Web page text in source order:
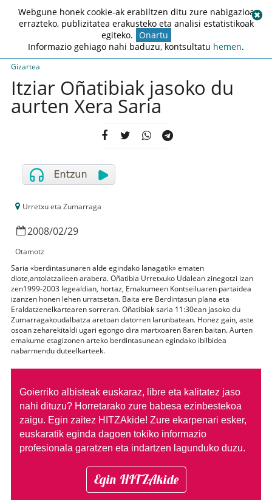
Gizartea
Itziar Oñatibiak jasoko du
aurten Xera Saria
Urretxu eta Zumarraga
2008/02/29
Otamotz
Saria «berdintasunaren alde egindako lanagatik» ematen
diote,antolatzaileen arabera. Oñatibia Urretxuko Udalean zinegotzi izan
zen1999-2003 legealdian, hortaz, Emakumeen Kontseiluaren partaidea
izanzen honen lehen urratsetan. Baita ere Berdintasun plana eta
Eraldatzenelkartearen sorreran. Oñatibiak saria 11:30ean jasoko du
Zumarragakoudalbatza aretoan datorren larunbatean. Honez gain, aste
osoan zeharekitaldi ugari egongo dira martxoaren 8aren baitan. Aurten
emakume etagizonen arteko berdintasunean egindako ibilbidea
nabarmendu duteelkarteek.
Goierriko albisteak euskaraz, libre eta kalitatez jaso
nahi dituzu? Horretarako zure babesa ezinbestekoa
zaigu. Egin zaitez HITZAkide! Zure ekarpenari esker,
euskaratik eginda dagoen tokiko informazio
profesionala garatzen eta indartzen lagunduko duzu.
Egin HITZAkide
Webgune honek cookie-ak erabiltzen ditu zure nabigazioa
errazteko, publizitatea erakusteko eta analisi estatistikoak
egiteko. Onartu
Informazio gehiago nahi baduzu, kontsultatu hemen.